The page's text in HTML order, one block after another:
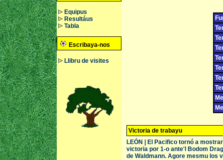
Equipus
Resultáus
Tabla
Escribaya-nos
Llibru de visites
Victoria de trabayu
LEÓN | El Pacifico tornó a
victoria por 1-o ante'l Bodom
de Waldmann. Agore mesmu los